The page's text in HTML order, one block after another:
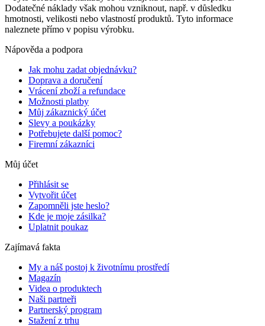
Dodatečné náklady však mohou vzniknout, např. v důsledku
hmotnosti, velikosti nebo vlastností produktů. Tyto informace
naleznete přímo v popisu výrobku.
Nápověda a podpora
Jak mohu zadat objednávku?
Doprava a doručení
Vrácení zboží a refundace
Možnosti platby
Můj zákaznický účet
Slevy a poukázky
Potřebujete další pomoc?
Firemní zákazníci
Můj účet
Přihlásit se
Vytvořit účet
Zapomněli jste heslo?
Kde je moje zásilka?
Uplatnit poukaz
Zajímavá fakta
My a náš postoj k životnímu prostředí
Magazín
Videa o produktech
Naši partneři
Partnerský program
Stažení z trhu